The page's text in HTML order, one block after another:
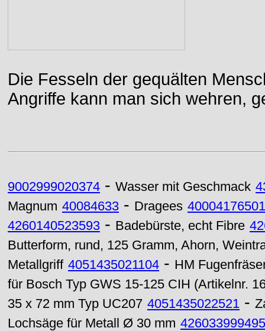
Die Fesseln der gequälten
Angriffe kann man sich wehren,
9002999020374 - Wasser mit Geschmack
Magnum 40084633 - Dragees
4260140523593 - Badebürste, echt Fibre
Butterform, rund, 125 Gramm, Ahorn,
Metallgriff 4051435021104 - HM
für Bosch Typ GWS 15-125 CIH (Artikelnr.
35 x 72 mm Typ UC207 4051435022521 -
Lochsäge für Metall Ø 30 mm